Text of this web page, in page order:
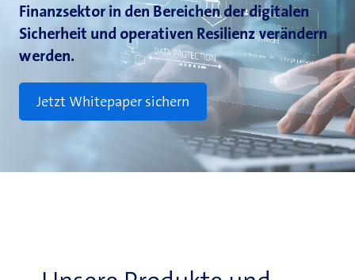
Finanzsektor in den Bereichen der digitalen
Sicherheit und operativen Resilienz verändern
werden.
Jetzt Whitepaper sichern